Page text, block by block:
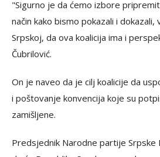
"Sigurno je da ćemo izbore
način kako bismo pokazali i dokazali,
Srpskoj, da ova koalicija ima i
Čubrilović.
On je naveo da je cilj koalicije da
i poštovanje konvencija koje su
zamišljene.
Predsjednik Narodne partije Srpske